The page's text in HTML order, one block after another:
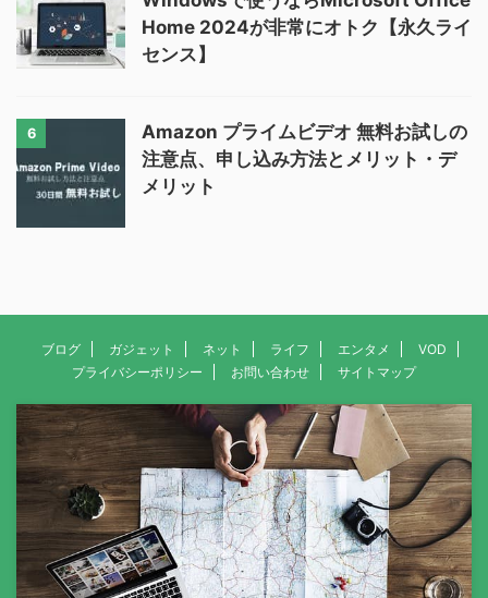
Home 2024が非常にオトク【永久ライ
センス】
6
Amazon プライムビデオ 無料お試しの
注意点、申し込み方法とメリット・デ
メリット
ブログ ガジェット ネット ライフ エンタメ
VOD
プライバシーポリシー
お問い合わせ サイトマップ